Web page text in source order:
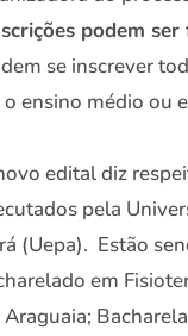
podem
se inscrever
ensino médio ou
edital diz
pela
(Uepa). Estão
em
Araguaia;